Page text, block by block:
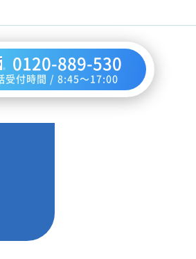
0120-889-530
受付時間 / 8:45～17:00